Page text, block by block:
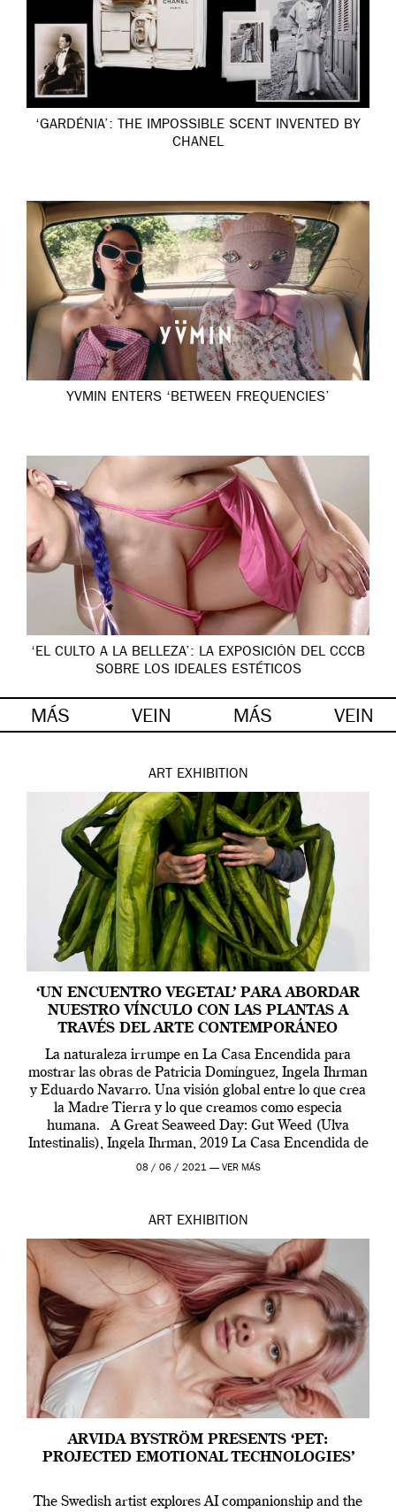
‘GARDÉNIA’: THE IMPOSSIBLE SCENT INVENTED BY
CHANEL
YVMIN ENTERS ‘BETWEEN FREQUENCIES’
‘EL CULTO A LA BELLEZA’: LA EXPOSICIÓN DEL CCCB
SOBRE LOS IDEALES ESTÉTICOS
MÁS VEIN MÁS VEIN
ART EXHIBITION
‘UN ENCUENTRO VEGETAL’ PARA ABORDAR
NUESTRO VÍNCULO CON LAS PLANTAS A
TRAVÉS DEL ARTE CONTEMPORÁNEO
La naturaleza irrumpe en La Casa Encendida para
mostrar las obras de Patricia Domínguez, Ingela Ihrman
y Eduardo Navarro. Una visión global entre lo que crea
la Madre Tierra y lo que creamos como especia
humana. A Great Seaweed Day: Gut Weed (Ulva
Intestinalis), Ingela Ihrman, 2019 La Casa Encendida de
Madrid y la Wellcome […]
08 / 06 / 2021 — VER MÁS
ART EXHIBITION
ARVIDA BYSTRÖM PRESENTS ‘PET:
PROJECTED EMOTIONAL TECHNOLOGIES’
The Swedish artist explores AI companionship and the